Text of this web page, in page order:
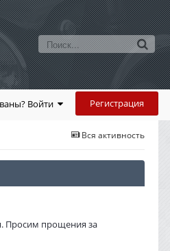
Войти Регистрация
Вся активность
Просим прощения за